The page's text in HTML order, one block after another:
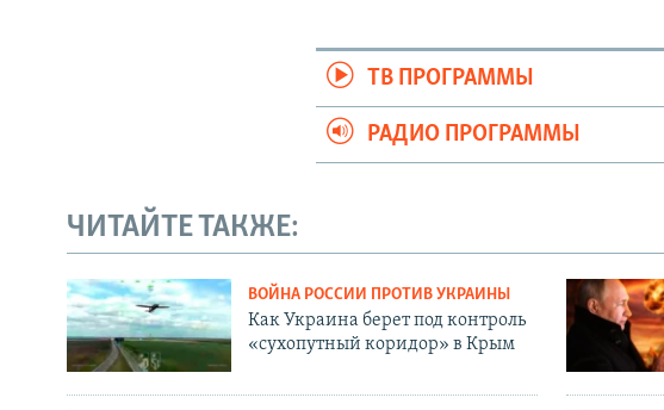
ТВ ПРОГРАММЫ
РАДИО ПРОГРАММЫ
ЧИТАЙТЕ ТАКЖЕ:
ВОЙНА РОССИИ ПРОТИВ УКРАИНЫ
Как Украина берет под контроль
«сухопутный коридор» в Крым